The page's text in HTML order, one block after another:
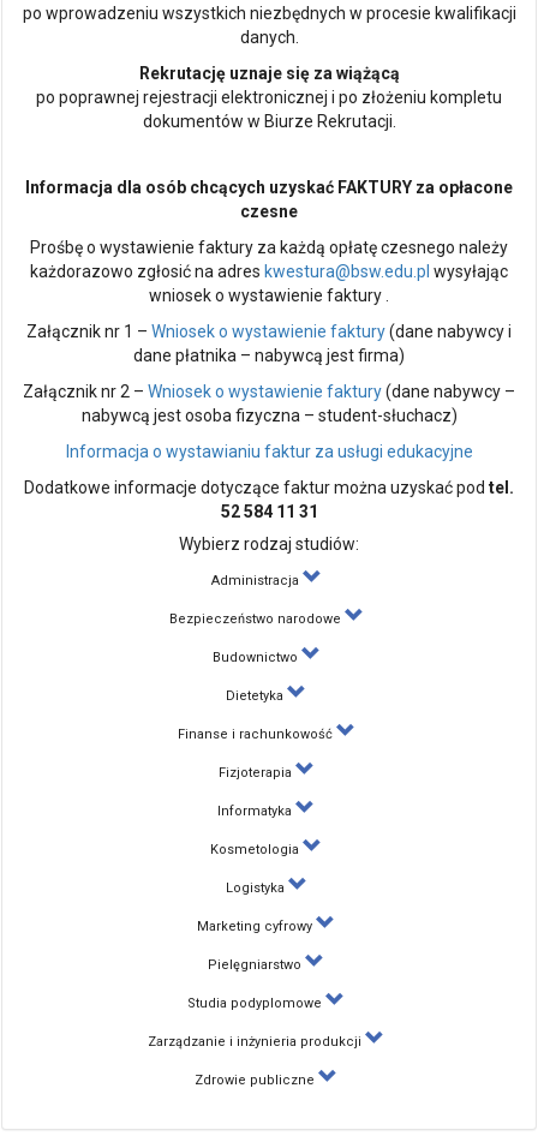
po wprowadzeniu wszystkich niezbędnych w procesie kwalifikacji
danych.
Rekrutację uznaje się za wiążącą
po poprawnej rejestracji elektronicznej i po złożeniu kompletu
dokumentów w Biurze Rekrutacji.
Informacja dla osób chcących uzyskać FAKTURY za opłacone
czesne
Prośbę o wystawienie faktury za każdą opłatę czesnego należy
każdorazowo zgłosić na adres kwestura@bsw.edu.pl wysyłając
wniosek o wystawienie faktury .
Załącznik nr 1 – Wniosek o wystawienie faktury(dane nabywcy i
dane płatnika – nabywcą jest firma)
Załącznik nr 2 – Wniosek o wystawienie faktury(dane nabywcy –
nabywcą jest osoba fizyczna – student-słuchacz)
Informacja o wystawianiu faktur za usługi edukacyjne
Dodatkowe informacje dotyczące faktur można uzyskać pod tel.
52 584 11 31
Wybierz rodzaj studiów:
Administracja
Bezpieczeństwo narodowe
Budownictwo
Dietetyka
Finanse i rachunkowość
Fizjoterapia
Informatyka
Kosmetologia
Logistyka
Marketing cyfrowy
Pielęgniarstwo
Studia podyplomowe
Zarządzanie i inżynieria produkcji
Zdrowie publiczne